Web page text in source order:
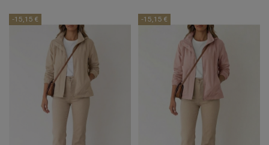
-15,15 € -15,15 €